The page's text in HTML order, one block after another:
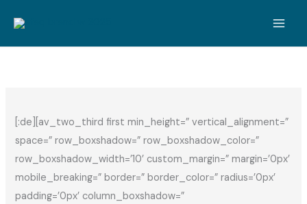
Inhalt
springen
[:de][av_two_third first min_height=” vertical_alignment=”
space=” row_boxshadow=” row_boxshadow_color=”
row_boxshadow_width=’10’ custom_margin=” margin=’0px’
mobile_breaking=” border=” border_color=” radius=’0px’
padding=’0px’ column_boxshadow=”